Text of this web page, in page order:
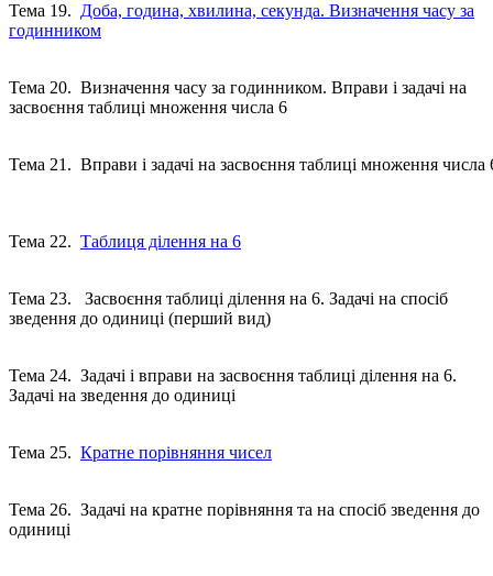
Тема 19. Доба, година, хвилина, секунда. Визначення часу за
годинником
Тема 20. Визначення часу за годинником. Вправи і задачі на
засвоєння таблиці множення числа 6
Тема 21. Вправи і задачі на засвоєння таблиці множення числа
Тема 22. Таблиця ділення на 6
Тема 23. Засвоєння таблиці ділення на 6. Задачі на спосіб
зведення до одиниці (перший вид)
Тема 24. Задачі і вправи на засвоєння таблиці ділення на 6.
Задачі на зведення до одиниці
Тема 25. Кратне порівняння чисел
Тема 26. Задачі на кратне порівняння та на спосіб зведення до
одиниці